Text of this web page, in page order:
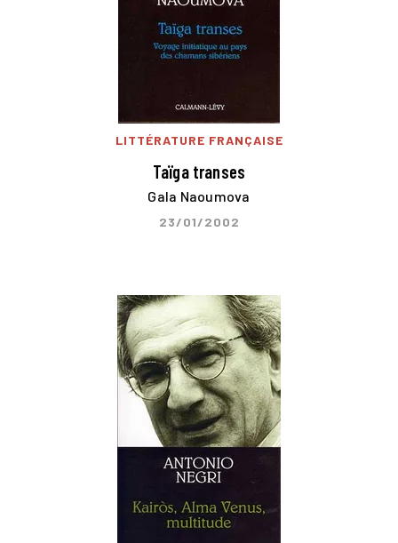
LITTÉRATURE FRANÇAISE
Taïga transes
Gala Naoumova
23/01/2002